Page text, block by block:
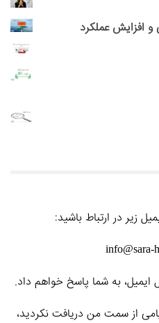
افزایش عملکرد
زیر در ارتباط باشید:
info@sara-
۲۴ ساعت پیامی از سمت من دریافت نکردید،